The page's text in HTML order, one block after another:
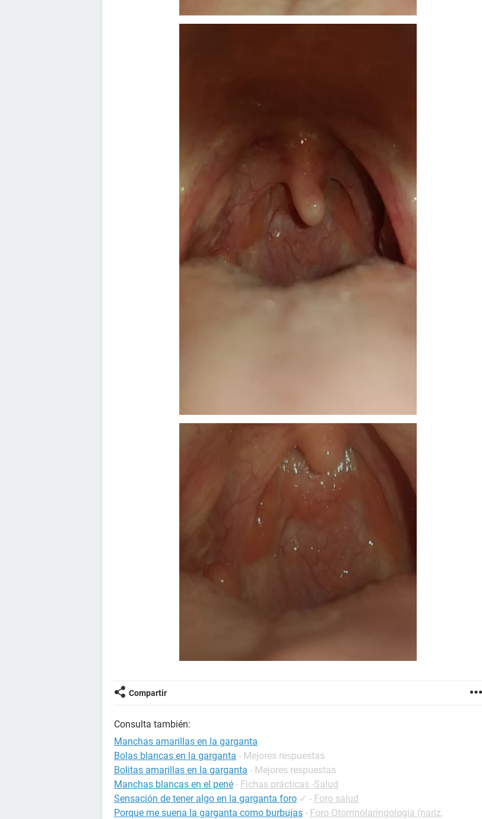
Compartir
Consulta también:
Manchas amarillas en la garganta
Bolas blancas en la garganta - Mejores respuestas
Bolitas amarillas en la garganta - Mejores respuestas
Manchas blancas en el pené - Fichas prácticas -Salud
Sensación de tener algo en la garganta foro ✓ - Foro salud
Porque me suena la garganta como burbujas - Foro Otorrinolaringología (nariz,